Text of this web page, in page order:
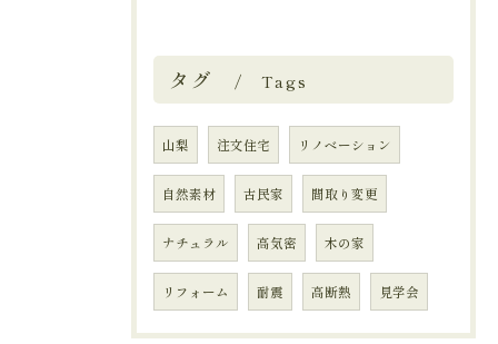
タグ Tags
山梨 注文住宅 リノベーション
自然素材 古民家 間取り変更
ナチュラル 高気密 木の家
リフォーム 耐震 高断熱 見学会